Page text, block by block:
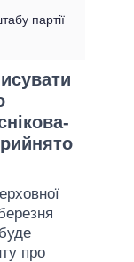
партії
про